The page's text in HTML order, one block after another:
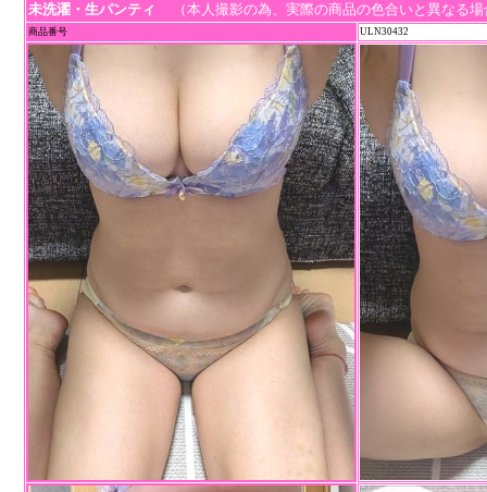
未洗濯・生パンティ （本人撮影の為、実際の商品の色合いと異なる
商品番号 ULN30432